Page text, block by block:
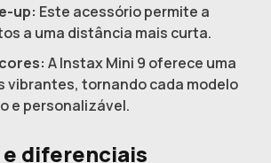
up: Este acessório permite a
a uma distância mais curta.
A Instax Mini 9 oferece uma
vibrantes, tornando cada modelo
e personalizável.
diferenciais